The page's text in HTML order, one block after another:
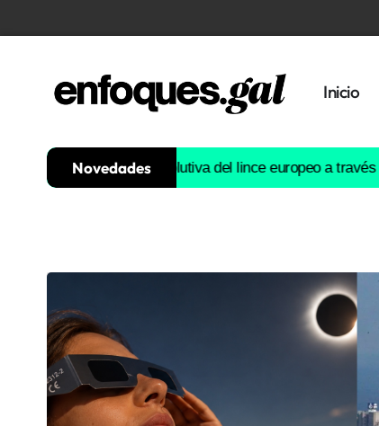
Inicio
Histórica
Gastronomía
Escenarios
Novedades
la historia evolutiva del lince europeo a través del ADN